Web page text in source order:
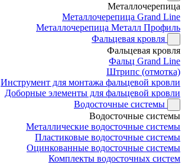
Металлочерепица
Металлочерепица Grand Line
Металлочерепица Металл Профиль
Фальцевая кровля
Фальцевая кровля
Фальц Grand Line
Штрипс (отмотка)
Инструмент для монтажа фальцевой кровли
Доборные элементы для фальцевой кровли
Водосточные системы
Водосточные системы
Металлические водосточные системы
Пластиковые водосточные системы
Оцинкованные водосточные системы
Комплекты водосточных систем